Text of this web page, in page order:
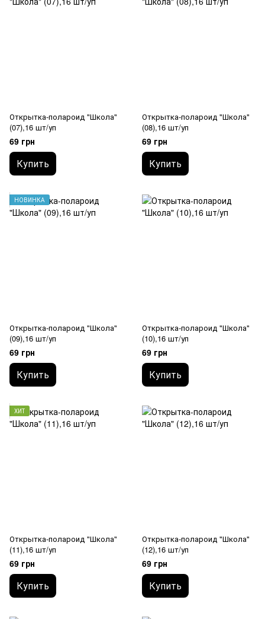
Открытка-полароид "Школа"
(07),16 шт/уп
69 грн
Купить
Открытка-полароид "Школа"
(08),16 шт/уп
69 грн
Купить
НОВИНКА
Открытка-полароид "Школа"
(09),16 шт/уп
69 грн
Купить
Открытка-полароид "Школа"
(10),16 шт/уп
69 грн
Купить
ХИТ
Открытка-полароид "Школа"
(11),16 шт/уп
69 грн
Купить
Открытка-полароид "Школа"
(12),16 шт/уп
69 грн
Купить